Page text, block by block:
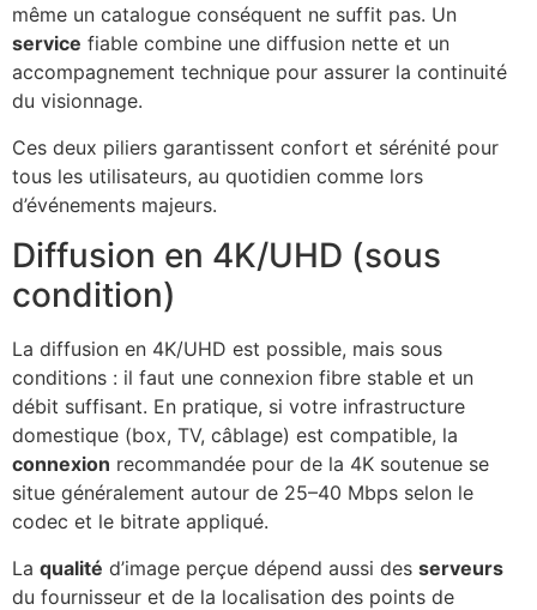
même un catalogue conséquent ne suffit pas. Un
service fiable combine une diffusion nette et un
accompagnement technique pour assurer la continuité
du visionnage.
Ces deux piliers garantissent confort et sérénité pour
tous les utilisateurs, au quotidien comme lors
d’événements majeurs.
Diffusion en 4K/UHD (sous
condition)
La diffusion en 4K/UHD est possible, mais sous
conditions : il faut une connexion fibre stable et un
débit suffisant. En pratique, si votre infrastructure
domestique (box, TV, câblage) est compatible, la
connexion recommandée pour de la 4K soutenue se
situe généralement autour de 25–40 Mbps selon le
codec et le bitrate appliqué.
La qualité d’image perçue dépend aussi des serveurs
du fournisseur et de la localisation des points de